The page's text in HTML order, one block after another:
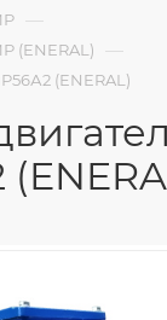
—
(ENERAL) —
(ENERAL)